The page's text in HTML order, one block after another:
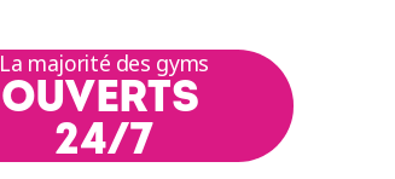
La majorité des gyms
OUVERTS
24/7